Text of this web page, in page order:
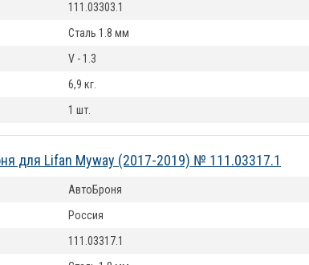
111.03303.1
Сталь 1.8 мм
V - 1.3
6,9 кг.
1 шт.
для Lifan Myway (2017-2019) № 111.03317.1
АвтоБроня
Россия
111.03317.1